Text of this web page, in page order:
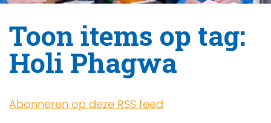
Toon items op tag:
Holi Phagwa
Abonneren op deze RSS feed